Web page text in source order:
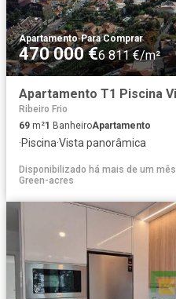
Apartamento·Para Comprar
470 000 €6 811 €/m²
Ribeiro Frio
69 m²1 BanheiroApartamento
·Piscina·Vista panorâmica
Disponibilizado há mais de um mês
Green-acres